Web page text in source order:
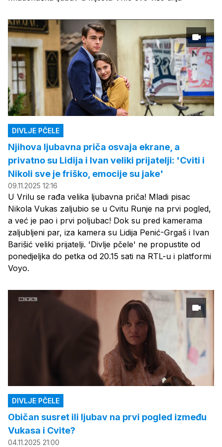
DIVLJE PČELE
Njihova ljubavna priča osvaja ekrane, a
privatno su Lidija i Ivan veliki prijatelji: 'Cviti i
Nikoli sve je friško, emocije su jake'
09.11.2025 12:16
U Vrilu se rađa velika ljubavna priča! Mladi pisac
Nikola Vukas zaljubio se u Cvitu Runje na prvi pogled,
a već je pao i prvi poljubac! Dok su pred kamerama
zaljubljeni par, iza kamera su Lidija Penić-Grgaš i Ivan
Barišić veliki prijatelji. 'Divlje pčele' ne propustite od
ponedjeljka do petka od 20.15 sati na RTL-u i platformi
Voyo.
DIVLJE PČELE
Običan susret ili ljubav na prvi pogled između
Vukasa i Cvite?
04.11.2025 21:00